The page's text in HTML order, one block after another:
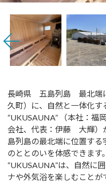
長崎県 五島列島 最北端
久町）に、自然と一体化
“UKUSAUNA” （本社：
会社、代表：伊藤 大輝）
島列島の最北端に位置する
のととのいを体感できます。
“UKUSAUNA”は、自然に
ナや外気浴を楽しむこと